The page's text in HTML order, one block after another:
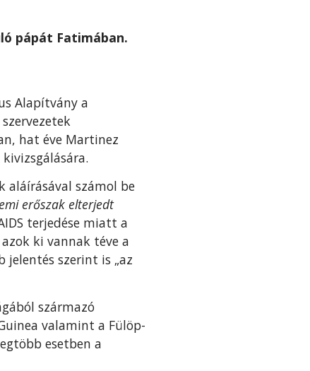
pápát Fatimában.
Alapítvány a
hat éve Martinez
aláírásával számol be
erőszak elterjedt
terjedése miatt a
ki vannak téve a
jelentés szerint is „az
származó
valamint a Fülöp-
esetben a